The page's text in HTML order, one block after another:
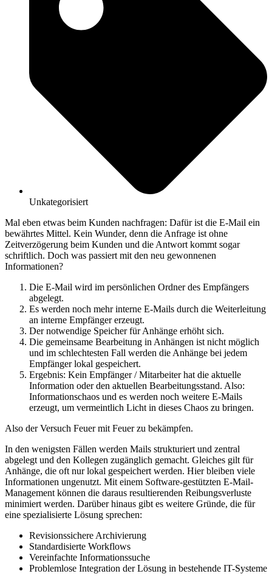
Unkategorisiert
Mal eben etwas beim Kunden nachfragen: Dafür ist die E-Mail ein
bewährtes Mittel. Kein Wunder, denn die Anfrage ist ohne
Zeitverzögerung beim Kunden und die Antwort kommt sogar
schriftlich. Doch was passiert mit den neu gewonnenen
Informationen?
Die E-Mail wird im persönlichen Ordner des Empfängers
abgelegt.
Es werden noch mehr interne E-Mails durch die Weiterleitung
an interne Empfänger erzeugt.
Der notwendige Speicher für Anhänge erhöht sich.
Die gemeinsame Bearbeitung in Anhängen ist nicht möglich
und im schlechtesten Fall werden die Anhänge bei jedem
Empfänger lokal gespeichert.
Ergebnis: Kein Empfänger / Mitarbeiter hat die aktuelle
Information oder den aktuellen Bearbeitungsstand. Also:
Informationschaos und es werden noch weitere E-Mails
erzeugt, um vermeintlich Licht in dieses Chaos zu bringen.
Also der Versuch Feuer mit Feuer zu bekämpfen.
In den wenigsten Fällen werden Mails strukturiert und zentral
abgelegt und den Kollegen zugänglich gemacht. Gleiches gilt für
Anhänge, die oft nur lokal gespeichert werden. Hier bleiben viele
Informationen ungenutzt. Mit einem Software-gestützten E-Mail-
Management können die daraus resultierenden Reibungsverluste
minimiert werden. Darüber hinaus gibt es weitere Gründe, die für
eine spezialisierte Lösung sprechen:
Revisionssichere Archivierung
Standardisierte Workflows
Vereinfachte Informationssuche
Problemlose Integration der Lösung in bestehende IT-Systeme